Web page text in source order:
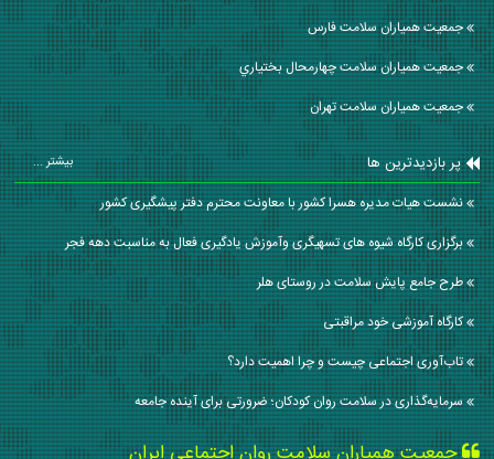
جمعیت همیاران سلامت فارس
جمعیت همیاران سلامت چهارمحال بختياري
جمعیت همیاران سلامت تهران
پر بازدیدترین ها بیشتر ...
نشست هیات مدیره هسرا کشور با معاونت محترم دفتر پیشگیری کشور
برگزاری کارگاه شیوه های تسهیگری وآموزش یادگیری فعال به مناسبت دهه فجر
طرح جامع پایش سلامت در روستای هلر
کارگاه آموزشی خود مراقبتی
تاب‌آوری اجتماعی چیست و چرا اهمیت دارد؟
سرمایه‌گذاری در سلامت روان کودکان؛ ضرورتی برای آینده جامعه